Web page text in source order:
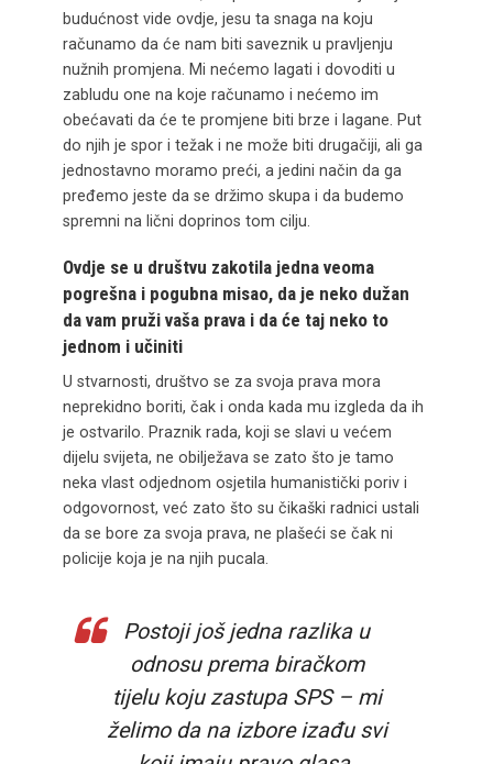
budućnost vide ovdje, jesu ta snaga na koju
računamo da će nam biti saveznik u pravljenju
nužnih promjena. Mi nećemo lagati i dovoditi u
zabludu one na koje računamo i nećemo im
obećavati da će te promjene biti brze i lagane. Put
do njih je spor i težak i ne može biti drugačiji, ali ga
jednostavno moramo preći, a jedini način da ga
pređemo jeste da se držimo skupa i da budemo
spremni na lični doprinos tom cilju.
Ovdje se u društvu zakotila jedna veoma
pogrešna i pogubna misao, da je neko dužan
da vam pruži vaša prava i da će taj neko to
jednom i učiniti
U stvarnosti, društvo se za svoja prava mora
neprekidno boriti, čak i onda kada mu izgleda da ih
je ostvarilo. Praznik rada, koji se slavi u većem
dijelu svijeta, ne obilježava se zato što je tamo
neka vlast odjednom osjetila humanistički poriv i
odgovornost, već zato što su čikaški radnici ustali
da se bore za svoja prava, ne plašeći se čak ni
policije koja je na njih pucala.
Postoji još jedna razlika u
odnosu prema biračkom
tijelu koju zastupa SPS – mi
želimo da na izbore izađu svi